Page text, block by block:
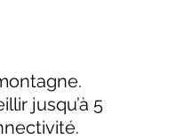
jusqu’à 5